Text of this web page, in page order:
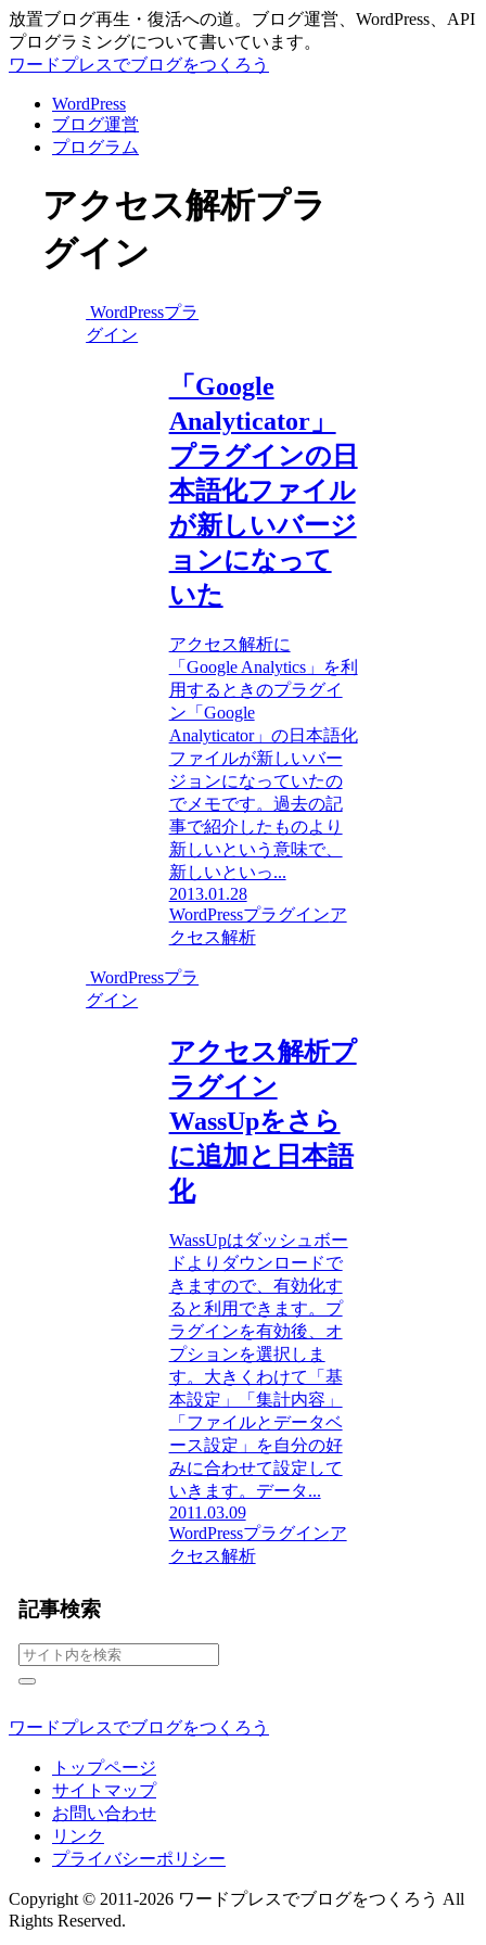
放置ブログ再生・復活への道。ブログ運営、WordPress、API
プログラミングについて書いています。
ワードプレスでブログをつくろう
WordPress
ブログ運営
プログラム
アクセス解析プラ
グイン
WordPressプラ
グイン
「Google
Analyticator」
プラグインの日
本語化ファイル
が新しいバージ
ョンになって
いた
アクセス解析に
「Google Analytics」を利
用するときのプラグイ
ン「Google
Analyticator」の日本語化
ファイルが新しいバー
ジョンになっていたの
でメモです。過去の記
事で紹介したものより
新しいという意味で、
新しいといっ...
2013.01.28
WordPressプラグインア
クセス解析
WordPressプラ
グイン
アクセス解析プ
ラグイン
WassUpをさら
に追加と日本語
化
WassUpはダッシュボー
ドよりダウンロードで
きますので、有効化す
ると利用できます。プ
ラグインを有効後、オ
プションを選択しま
す。大きくわけて「基
本設定」「集計内容」
「ファイルとデータベ
ース設定」を自分の好
みに合わせて設定して
いきます。データ...
2011.03.09
WordPressプラグインア
クセス解析
記事検索
ワードプレスでブログをつくろう
トップページ
サイトマップ
お問い合わせ
リンク
プライバシーポリシー
Copyright © 2011-2026 ワードプレスでブログをつくろう All
Rights Reserved.